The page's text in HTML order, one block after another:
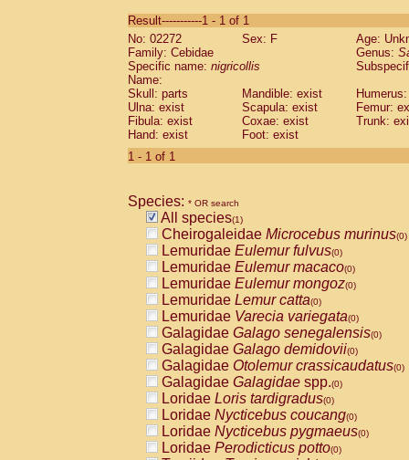
CebidaeSaguinus labiatus(0)
Cebidae Saguinus leucopus (0)
Cebidae
CebidaeSaguinus mystax
Cebidae Saguinus nigricollis (1)
Cebidae Saguinus oedipus
Cebidae Saguinus weddelli
Cebidae Saguinusspp.
Cebidae
CebidaeCebus capucinus
CebidaeCebus nigrivittatus
CebidaeCebus spp.(0)
CebidaeSaimiri boliviensis(0)
CebidaeSaimiri sciureus(0)
AtelidaeAlouatta caraya(0)
AtelidaeAlouatta fusca(0)
AtelidaeAlouatta seniculus(0)
AtelidaeAlouattaspp.(0)
AtelidaeAteles belzebuth(0)
AtelidaeAteles geoffroyi(0)
AtelidaeAteles paniscus(0)
AtelidaeAtelesspp.(0)
AtelidaeLagothrix lagothricha(0)
AtelidaeLagothrix lagothricha cana
PitheciidaeCacajao calvus
Result-----------1 - 1 of 1
No: 02272
Sex: F
Age:
Family: Cebidae
Genus:
Specific name: nigricollis
Name:
Skull: parts
Mandible: exist
Ulna: exist
Scapula: exist
Femur:
Fibula: exist
Coxae: exist
Trunk:
Hand: exist
Foot: exist
1 - 1 of 1
Species: * OR search
All species(1)
Cheirogaleidae Microcebus murinus(0)
Lemuridae Eulemur fulvus(0)
Lemuridae Eulemur macaco(0)
Lemuridae Eulemur mongoz(0)
Lemuridae Lemur catta(0)
Lemuridae Varecia variegata(0)
Galagidae Galago senegalensis(0)
Galagidae Galago demidovii(0)
Galagidae Otolemur crassicaudatus(0)
Galagidae Galagidae spp.(0)
Loridae Loris tardigradus(0)
Loridae Nycticebus coucang(0)
Loridae Nycticebus pygmaeus(0)
Loridae Perodicticus potto(0)